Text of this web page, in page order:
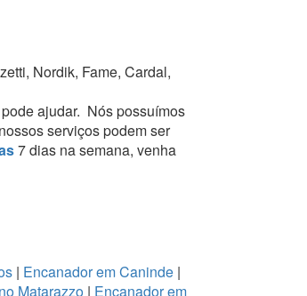
Nordik, Fame, Cardal,
ajudar. Nós possuímos
serviços podem ser
7 dias na semana, venha
| Encanador em Caninde|
Matarazzo | Encanador em